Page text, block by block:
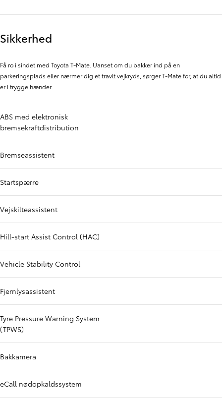
Sikkerhed
Få ro i sindet med Toyota T-Mate. Uanset om du bakker ind på en
parkeringsplads eller nærmer dig et travlt vejkryds, sørger T-Mate for, at du altid
er i trygge hænder.
ABS med elektronisk
bremsekraftdistribution
Bremseassistent
Startspærre
Vejskilteassistent
Hill-start Assist Control (HAC)
Vehicle Stability Control
Fjernlysassistent
Tyre Pressure Warning System
(TPWS)
Bakkamera
eCall nødopkaldssystem